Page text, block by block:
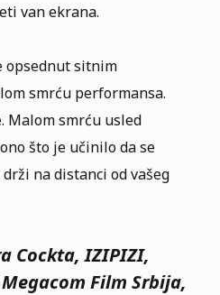
van ekrana.
opsednut sitnim
smrću performansa.
Malom smrću usled
što je učinilo da se
na distanci od vašeg
Cockta, IZIPIZI,
Film Srbija,